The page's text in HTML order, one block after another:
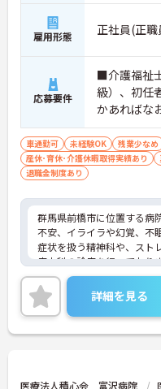
雇用形態 正社員(正職
応募要件
■介護福祉
級）、初任
かあればな
車通勤可 未経験OK 残業少なめ
産休･育休･介護休暇取得実績あり
退職金制度あり
群馬県前橋市に位置する病院
不安、イライラや幻覚、不
症状を扱う精神科や、スト
療内科の診療を行っており
年間休日110日以上、残業
ベートのお時間も大切にし
れる環境です。
ご興味ある方には、面接の
細をお話致しますのでお気
詳細を見る
医療法人積心会 富沢病院